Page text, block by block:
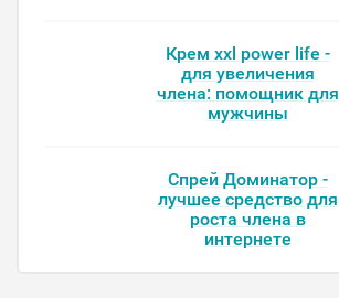
Крем xxl power life -
для увеличения
члена: помощник для
мужчины
Спрей Доминатор -
лучшее средство для
роста члена в
интернете